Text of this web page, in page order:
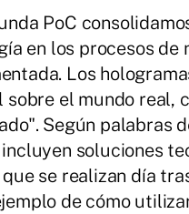
PoC
en los procesos de
Los
el mundo real,
Según palabras
soluciones
se realizan día
de cómo